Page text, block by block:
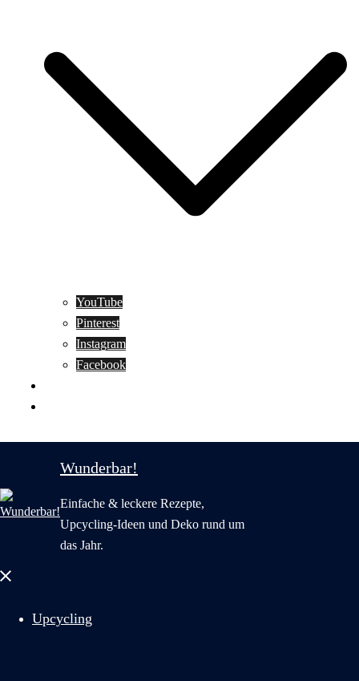
YouTube
Pinterest
Instagram
Facebook
Wunderbar!
Einfache & leckere Rezepte,
Upcycling-Ideen und Deko rund um
das Jahr.
Menü
Upcycling